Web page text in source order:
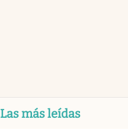
Las más leídas